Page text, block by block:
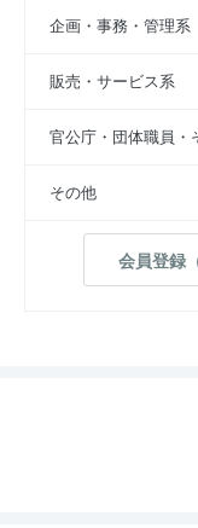
企画・事務・管理系
販売・サービス系
官公庁・団体職員・
その他
会員登録